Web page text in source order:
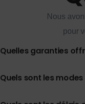
Nous
pour
Quelles garanties
Quels sont les